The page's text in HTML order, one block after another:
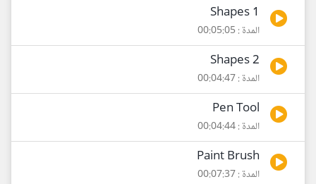
Shapes 1
المدة : 00:05:05
Shapes 2
المدة : 00:04:47
Pen Tool
المدة : 00:04:44
Paint Brush
المدة : 00:07:37